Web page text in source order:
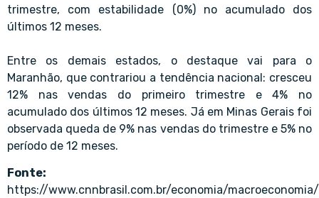
trimestre, com estabilidade (0%) no acumulado dos
últimos 12 meses.
Entre os demais estados, o destaque vai para o
Maranhão, que contrariou a tendência nacional: cresceu
12% nas vendas do primeiro trimestre e 4% no
acumulado dos últimos 12 meses. Já em Minas Gerais foi
observada queda de 9% nas vendas do trimestre e 5% no
período de 12 meses.
Fonte:
https://www.cnnbrasil.com.br/economia/